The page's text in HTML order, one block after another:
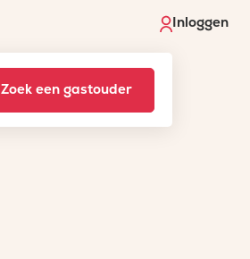
Inloggen
Zoek een gastouder